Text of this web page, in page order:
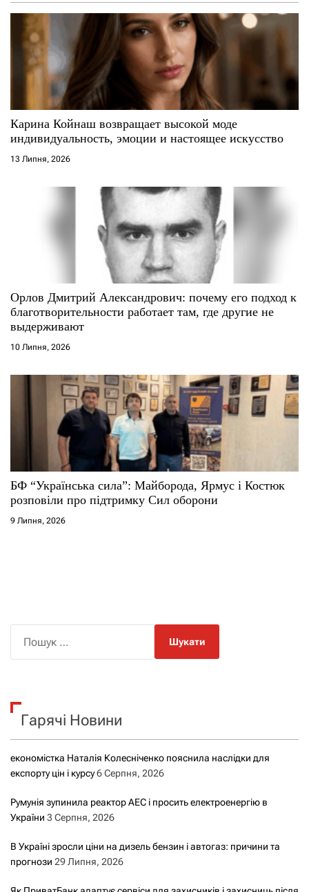
Карина Койнаш возвращает высокой моде
индивидуальность, эмоции и настоящее искусство
13 Липня, 2026
Орлов Дмитрий Александрович: почему его подход к
благотворительности работает там, где другие не
выдерживают
10 Липня, 2026
БФ “Українська сила”: Майборода, Ярмус і Костюк
розповіли про підтримку Сил оборони
9 Липня, 2026
к
Гарячі Новини
економістка Наталія Колесніченко пояснила наслідки для
експорту цін і курсу6 Серпня, 2026
Румунія зупинила реактор АЕС і просить електроенергію в
України 3 Серпня, 2026
В Україні зросли ціни на дизель бензин і автогаз: причини та
прогнози 29 Липня, 2026